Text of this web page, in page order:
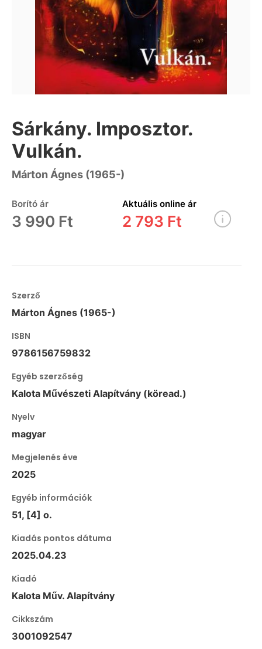
Sárkány. Imposztor.
Vulkán.
Márton Ágnes (1965-)
Borító ár
3 990 Ft
Aktuális online ár
2 793 Ft
Szerző
Márton Ágnes (1965-)
ISBN
9786156759832
Egyéb szerzőség
Kalota Művészeti Alapítvány (köread.)
Nyelv
magyar
Megjelenés éve
2025
Egyéb információk
51, [4] o.
Kiadás pontos dátuma
2025.04.23
Kiadó
Kalota Műv. Alapítvány
Cikkszám
3001092547